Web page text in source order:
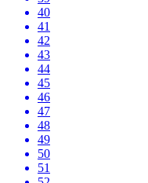
40
41
42
43
44
45
46
47
48
49
50
51